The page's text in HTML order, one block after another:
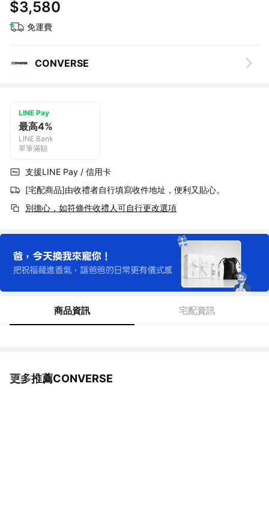
$3,580
免運費
CONVERSE
LINE Pay
最高4%
LINE Bank
單筆滿額
支援LINE Pay / 信用卡
[宅配商品]由收禮者自行填寫收件地址，便利又貼心。
別擔心，如符條件收禮人可自行更改選項
商品資訊 宅配資訊
更多推薦CONVERSE
看更多